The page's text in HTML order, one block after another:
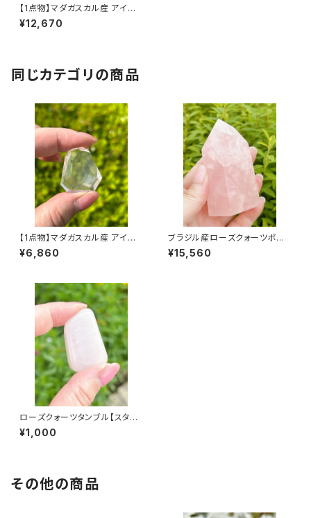
【1点物】マダガスカル産 アイス
ローズクォーツ 36x25mm ラフ
カット ルース
¥12,670
同じカテゴリの商品
【1点物】マダガスカル産 アイス
ローズクォーツ 28×25mm ラフ
カット ルース
¥6,860
ブラジル産ローズクォーツポリッ
シュポイント
¥15,560
ローズクォーツタンブル【スタッ
フおすすめランダム配送】
¥1,000
その他の商品